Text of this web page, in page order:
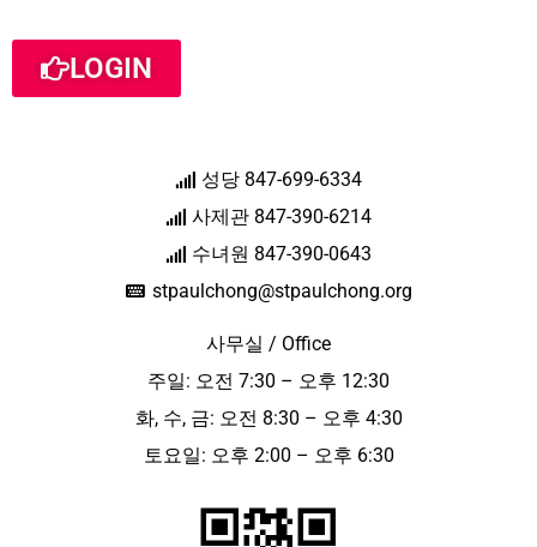
LOGIN
성당 847-699-6334
사제관 847-390-6214
수녀원 847-390-0643
stpaulchong@stpaulchong.org
사무실 / Office
주일: 오전 7:30 – 오후 12:30
화, 수, 금: 오전 8:30 – 오후 4:30
토요일: 오후 2:00 – 오후 6:30